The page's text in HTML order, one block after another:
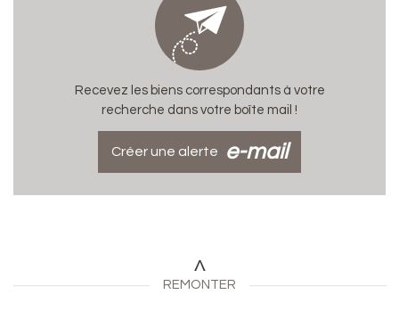
Recevez les biens correspondants à votre
recherche dans votre boîte mail !
Créer une alerte e-mail
REMONTER